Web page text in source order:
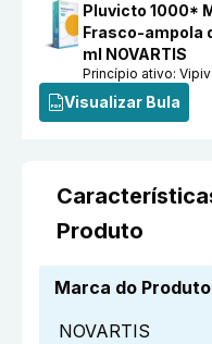
Pluvicto 1000*
Frasco-ampola
ml NOVARTIS
Princípio ativo:
Visualizar Bula
Produto
Marca do Produto
NOVARTIS